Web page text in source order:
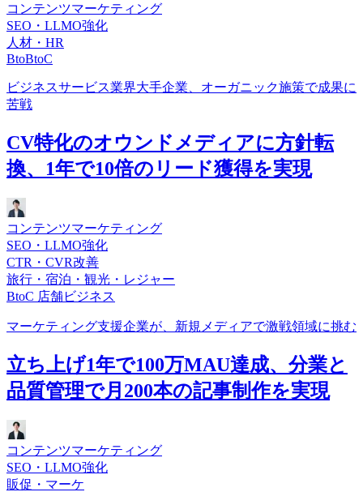
コンテンツマーケティング
SEO・LLMO強化
人材・HR
BtoBtoC
ビジネスサービス業界大手企業、オーガニック施策で成果に
苦戦
CV特化のオウンドメディアに方針転
換、1年で10倍のリード獲得を実現
コンテンツマーケティング
SEO・LLMO強化
CTR・CVR改善
旅行・宿泊・観光・レジャー
BtoC 店舗ビジネス
マーケティング支援企業が、新規メディアで激戦領域に挑む
立ち上げ1年で100万MAU達成、分業と
品質管理で月200本の記事制作を実現
コンテンツマーケティング
SEO・LLMO強化
販促・マーケ